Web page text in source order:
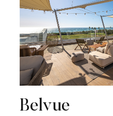
Belvue